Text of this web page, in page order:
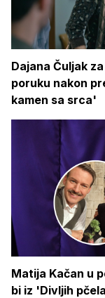
Dajana Čuljak
poruku nakon
kamen sa srca'
Matija Kačan u
bi iz 'Divljih